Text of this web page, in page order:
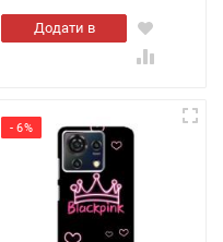
Додати в
кошик
- 6%